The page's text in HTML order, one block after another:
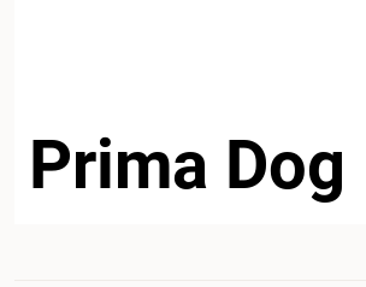
Prima Dog